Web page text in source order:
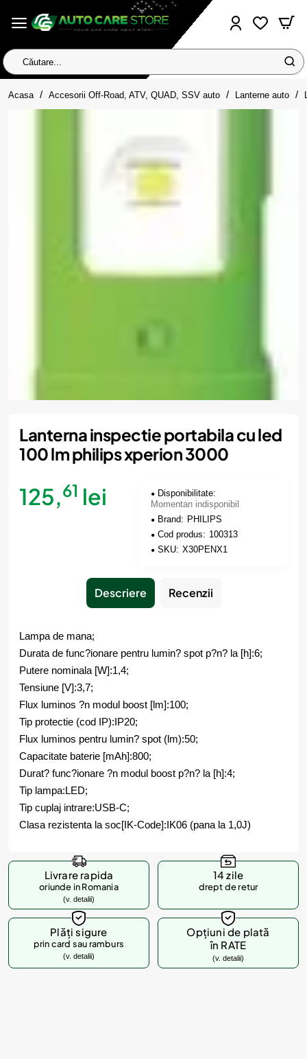
Căutare...
Acasa homeAccesorii Off-Road, ATV, QUAD, SSV auto Lanterne auto
Momentan indisponibil
Lanterna inspectie portabila cu led
100 lm philips xperion 3000
125,61 lei
Disponibilitate:
Momentan indisponibil
Brand: PHILIPS
Cod produs: 100313
SKU: X30PENX1
Descriere Recenzii
Lampa de mana;
Durata de func?ionare pentru lumin? spot p?n? la [h]:6;
Putere nominala [W]:1,4;
Tensiune [V]:3,7;
Flux luminos ?n modul boost [lm]:100;
Tip protectie (cod IP):IP20;
Flux luminos pentru lumin? spot (lm):50;
Capacitate baterie [mAh]:800;
Durat? func?ionare ?n modul boost p?n? la [h]:4;
Tip lampa:LED;
Tip cuplaj intrare:USB-C;
Clasa rezistenta la soc[IK-Code]:IK06 (pana la 1,0J)
Livrare rapida
oriunde in Romania
(v. detalii)
14 zile
drept de retur
Plăți sigure
prin card sau ramburs
(v. detalii)
Opțiuni de plată
în RATE
(v. detalii)